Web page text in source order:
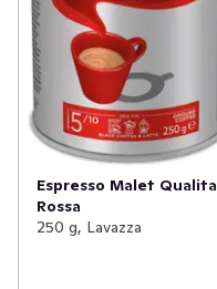
Espresso Malet Qualita
Rossa
250 g, Lavazza